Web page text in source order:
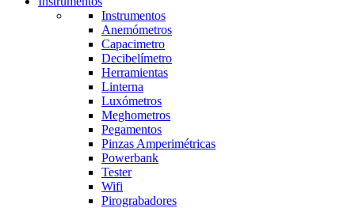
Instrumentos
Anemómetros
Capacimetro
Decibelímetro
Herramientas
Linterna
Luxómetros
Meghometros
Pegamentos
Pinzas Amperimétricas
Powerbank
Tester
Wifi
Pirograbadores